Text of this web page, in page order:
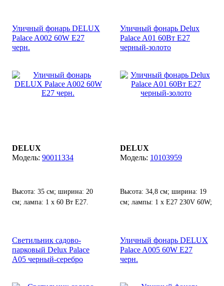
Уличный фонарь DELUX
Palace A002 60W E27
черн.
DELUX
90011334
Высота: 35 см; ширина: 20
см; лампа: 1 х 60 Вт Е27.
Уличный фонарь Delux
Palace A01 60Вт Е27
черный-золото
DELUX
10103959
Высота: 34,8 см; ширина: 19
см; лампы: 1 х Е27 230V 60W;
Светильник садово-
парковый Delux Palace
A05 черный-серебро
Уличный фонарь DELUX
Palace A005 60W E27
черн.